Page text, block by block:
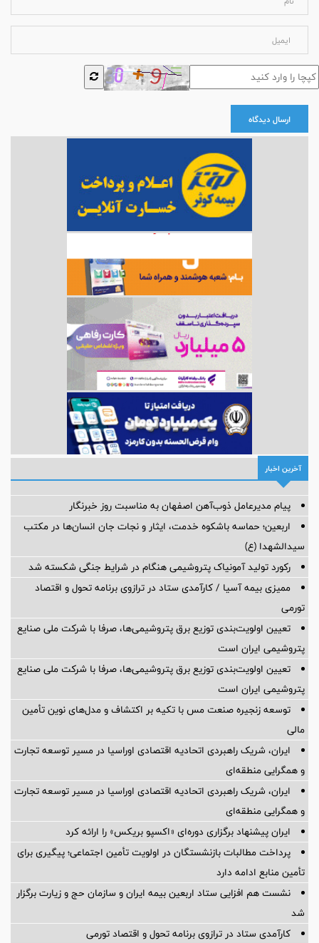
ارسال دیدگاه
آخرین اخبار
پیام مدیرعامل ذوب‌آهن اصفهان به مناسبت روز خبرنگار
اربعین؛ حماسه باشکوه خدمت، ایثار و نجات جان انسان‌ها در مکتب
سیدالشهدا (ع)
رکورد تولید آمونیاک پتروشیمی هنگام در شرایط جنگی شکسته شد
ممیزی بیمه آسیا / کارآمدی ستاد در ترازوی برنامه تحول و اقتصاد
تورمی
تعیین اولویت‌بندی توزیع برق پتروشیمی‌ها، صرفا با شرکت ملی صنایع
پتروشیمی ایران است
تعیین اولویت‌بندی توزیع برق پتروشیمی‌ها، صرفا با شرکت ملی صنایع
پتروشیمی ایران است
توسعه زنجیره صنعت مس با تکیه بر اکتشاف و مدل‌های نوین تأمین
مالی
ایران، شریک راهبردی اتحادیه اقتصادی اوراسیا در مسیر توسعه تجارت
و همگرایی منطقه‌ای
ایران، شریک راهبردی اتحادیه اقتصادی اوراسیا در مسیر توسعه تجارت
و همگرایی منطقه‌ای
ایران پیشنهاد برگزاری دوره‌ای «اکسپو بریکس» را ارائه کرد
پرداخت مطالبات بازنشستگان در اولویت تأمین اجتماعی؛ پیگیری برای
تأمین منابع ادامه دارد
نشست هم افزایی ستاد اربعین بیمه ایران و سازمان حج و زیارت برگزار
شد
کارآمدی ستاد در ترازوی برنامه تحول و اقتصاد تورمی